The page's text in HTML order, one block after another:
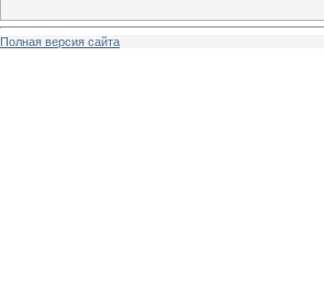
Полная версия сайта